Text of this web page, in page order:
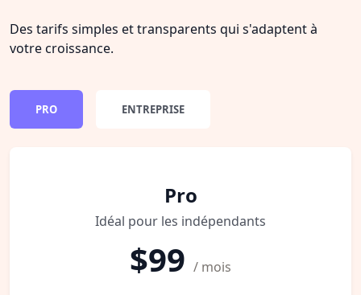
Des tarifs simples et transparents qui s'adaptent à
votre croissance.
PRO ENTREPRISE
Pro
Idéal pour les indépendants
$99 / mois